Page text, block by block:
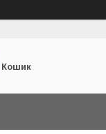
Кошик